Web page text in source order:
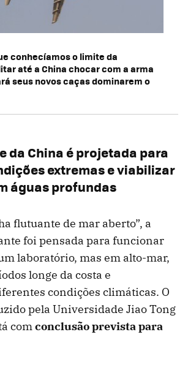
conhecíamos o limite da
até a China chocar com a arma
seus novos caças dominarem o
da China é projetada para
extremas e viabilizar
águas profundas
flutuante de mar aberto”, a
foi pensada para funcionar
laboratório, mas em alto-mar,
longe da costa e
condições climáticas. O
pela Universidade Jiao Tong
comconclusão prevista para